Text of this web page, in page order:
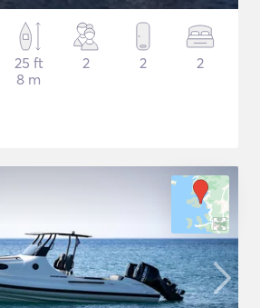
25 ft
8 m
2 2 2